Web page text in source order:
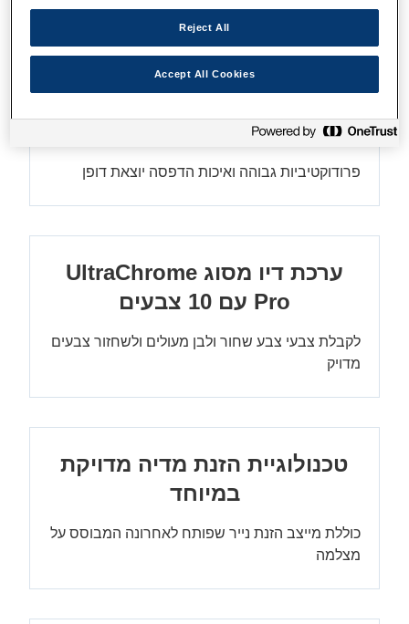
מאפיינים
MicroTFP
פרודוקטיביות גבוהה ואיכות הדפסה יוצאת דופן
ערכת דיו מסוג UltraChrome
Pro עם 10 צבעים
לקבלת צבעי צבע שחור ולבן מעולים ולשחזור צבעים
מדויק
טכנולוגיית הזנת מדיה מדויקת
במיוחד
כוללת מייצב הזנת נייר שפותח לאחרונה המבוסס על
מצלמה
Reject All
Accept All Cookies